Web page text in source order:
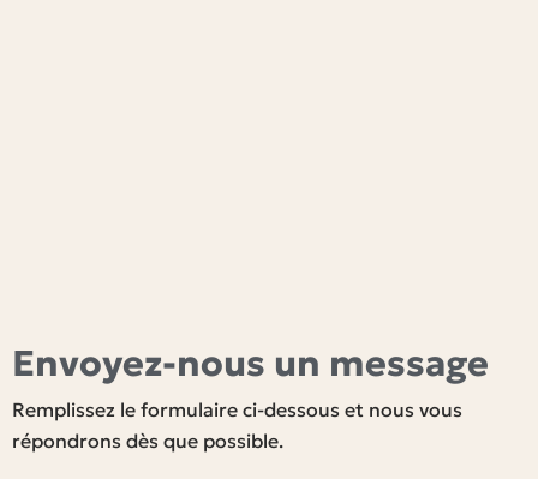
Envoyez-nous un message
Remplissez le formulaire ci-dessous et nous vous
répondrons dès que possible.